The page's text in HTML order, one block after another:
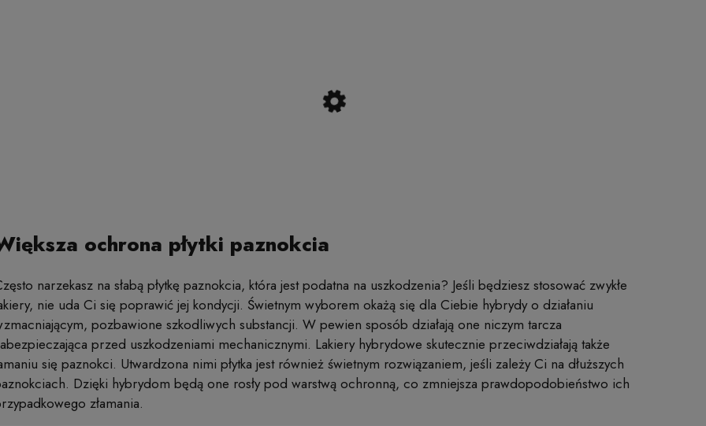
ochrona płytki paznokcia
narzekasz na słabą płytkę paznokcia, która jest podatna na uszkodzenia? Jeśli będziesz stosować zwykłe
nie uda Ci się poprawić jej kondycji. Świetnym wyborem okażą się dla Ciebie hybrydy o działaniu
pozbawione szkodliwych substancji. W pewien sposób działają one niczym tarcza
przed uszkodzeniami mechanicznymi. Lakiery hybrydowe skutecznie przeciwdziałają także
się paznokci. Utwardzona nimi płytka jest również świetnym rozwiązaniem, jeśli zależy Ci na dłuższych
Dzięki hybrydom będą one rosły pod warstwą ochronną, co zmniejsza prawdopodobieństwo ich
złamania.